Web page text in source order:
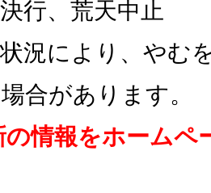
行、荒天中止
況により、やむ
合があります。
の情報をホームペ